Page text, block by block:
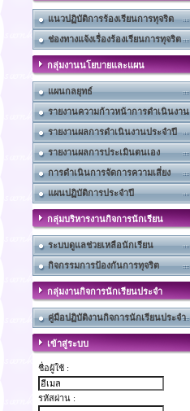
แนวปฏิบัติการร้องเรียนการทุจริต
ช่องทางแจ้งเรื่องร้องเรียนการทุจริต
กลุ่มงานนโยบายและแผน
แผนกลยุทธ์
รายงานความก้าวหน้าการดำเนินงาน
รายงานผลการดำเนินงานประจำปี
รายงานผลการประเมินตนเอง
การดำเนินการจัดการความเสี่ยง
แผนปฏิบัติการประจำปี
กลุ่มบริหารงานกิจการนักเรียน
ระบบดูแลช่วยเหลือนักเรียน
กิจกรรมการป้องกันการทุจริต
กลุ่มงานกิจการนักเรียนประจำ
คู่มือปฏิบัติงานกิจการนักเรียนประจำ
เข้าสู่ระบบ
ชื่อผู้ใช้ :
รหัสผ่าน :